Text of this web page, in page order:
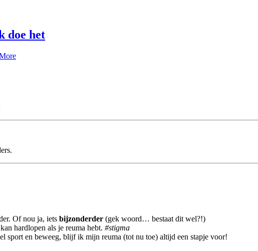
doe het
Of nou ja, iets bijzonderder (gek woord… bestaat dit wel?!)
hardlopen als je reuma hebt. #stigma
sport en beweeg, blijf ik mijn reuma (tot nu toe) altijd een stapje voor!